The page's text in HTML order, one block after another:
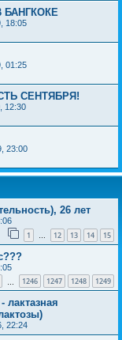
БАНГКОКЕ
18:05
01:25
СЕНТЯБРЯ!
12:30
23:00
26 лет
1 … 12 13 14 15
1246 1247 1248 1249
22:24